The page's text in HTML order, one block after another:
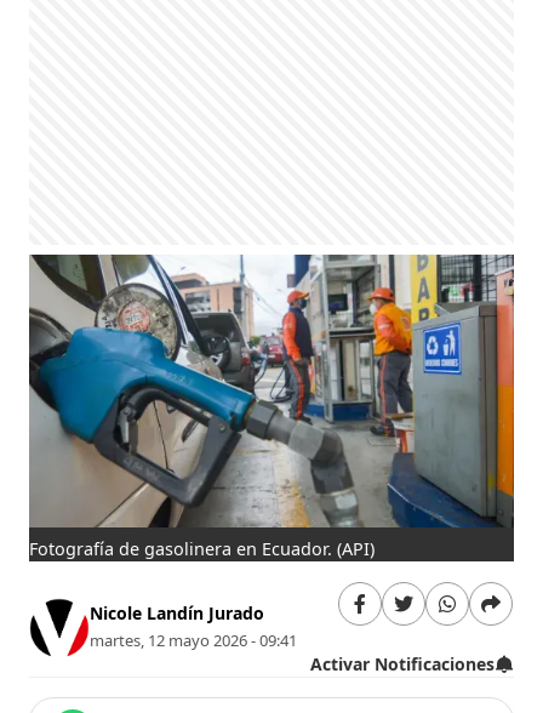
Fotografía de gasolinera en Ecuador. (API)
Nicole Landín Jurado
martes, 12 mayo 2026 - 09:41
Activar Notificaciones